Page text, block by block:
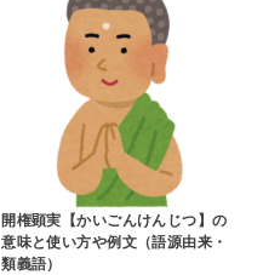
開権顕実【かいごんけんじつ】の
意味と使い方や例文（語源由来・
類義語）